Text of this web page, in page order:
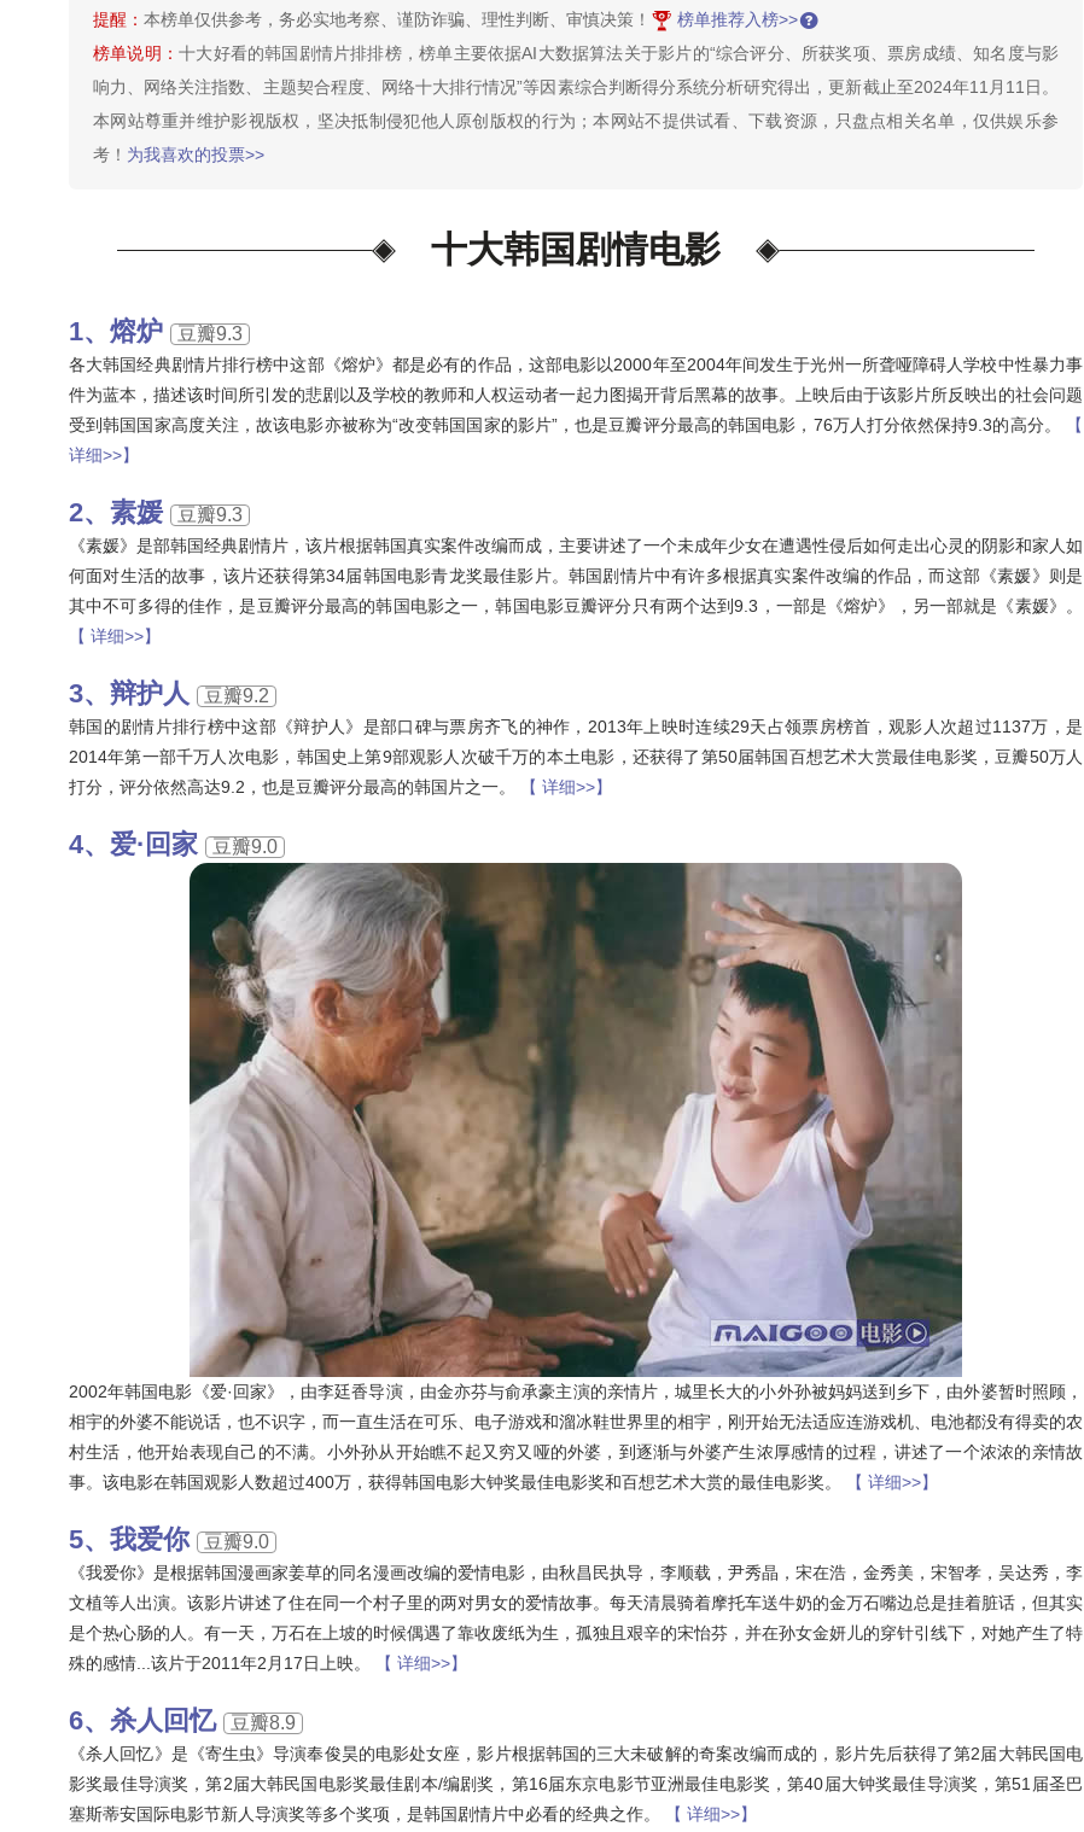
提醒： 本榜单仅供参考，务必实地考察、谨防诈骗、理性判断、审慎决策！
榜单推荐入榜>>
榜单说明：十大好看的韩国剧情片排排榜，榜单主要依据AI大数据算法关于影片的“综合评分、所获奖项、票房成绩、知名度与影
响力、网络关注指数、主题契合程度、网络十大排行情况”等因素综合判断得分系统分析研究得出，更新截止至2024年11月11日。
本网站尊重并维护影视版权，坚决抵制侵犯他人原创版权的行为；本网站不提供试看、下载资源，只盘点相关名单，仅供娱乐参
考！ 为我喜欢的投票>>
十大韩国剧情电影
熔炉 豆瓣9.3
各大韩国经典剧情片排行榜中这部《熔炉》都是必有的作品，这部电影以2000年至2004年间发生于光州一所聋哑障碍人学校中性暴力事
件为蓝本，描述该时间所引发的悲剧以及学校的教师和人权运动者一起力图揭开背后黑幕的故事。上映后由于该影片所反映出的社会问题
受到韩国国家高度关注，故该电影亦被称为“改变韩国国家的影片”，也是豆瓣评分最高的韩国电影，76万人打分依然保持9.3的高分。
【
详细>>】
素媛 豆瓣9.3
《素媛》是部韩国经典剧情片，该片根据韩国真实案件改编而成，主要讲述了一个未成年少女在遭遇性侵后如何走出心灵的阴影和家人如
何面对生活的故事，该片还获得第34届韩国电影青龙奖最佳影片。韩国剧情片中有许多根据真实案件改编的作品，而这部《素媛》则是
其中不可多得的佳作，是豆瓣评分最高的韩国电影之一，韩国电影豆瓣评分只有两个达到9.3，一部是《熔炉》，另一部就是《素媛》。
【 详细>>】
辩护人 豆瓣9.2
韩国的剧情片排行榜中这部《辩护人》是部口碑与票房齐飞的神作，2013年上映时连续29天占领票房榜首，观影人次超过1137万，是
2014年第一部千万人次电影，韩国史上第9部观影人次破千万的本土电影，还获得了第50届韩国百想艺术大赏最佳电影奖，豆瓣50万人
打分，评分依然高达9.2，也是豆瓣评分最高的韩国片之一。
【 详细>>】
爱·回家 豆瓣9.0
2002年韩国电影《爱·回家》，由李廷香导演，由金亦芬与俞承豪主演的亲情片，城里长大的小外孙被妈妈送到乡下，由外婆暂时照顾，
相宇的外婆不能说话，也不识字，而一直生活在可乐、电子游戏和溜冰鞋世界里的相宇，刚开始无法适应连游戏机、电池都没有得卖的农
村生活，他开始表现自己的不满。小外孙从开始瞧不起又穷又哑的外婆，到逐渐与外婆产生浓厚感情的过程，讲述了一个浓浓的亲情故
事。该电影在韩国观影人数超过400万，获得韩国电影大钟奖最佳电影奖和百想艺术大赏的最佳电影奖。
【 详细>>】
我爱你 豆瓣9.0
《我爱你》是根据韩国漫画家姜草的同名漫画改编的爱情电影，由秋昌民执导，李顺载，尹秀晶，宋在浩，金秀美，宋智孝，吴达秀，李
文植等人出演。该影片讲述了住在同一个村子里的两对男女的爱情故事。每天清晨骑着摩托车送牛奶的金万石嘴边总是挂着脏话，但其实
是个热心肠的人。有一天，万石在上坡的时候偶遇了靠收废纸为生，孤独且艰辛的宋怡芬，并在孙女金妍儿的穿针引线下，对她产生了特
殊的感情...该片于2011年2月17日上映。
【 详细>>】
杀人回忆 豆瓣8.9
《杀人回忆》是《寄生虫》导演奉俊昊的电影处女座，影片根据韩国的三大未破解的奇案改编而成的，影片先后获得了第2届大韩民国电
影奖最佳导演奖，第2届大韩民国电影奖最佳剧本/编剧奖，第16届东京电影节亚洲最佳电影奖，第40届大钟奖最佳导演奖，第51届圣巴
塞斯蒂安国际电影节新人导演奖等多个奖项，是韩国剧情片中必看的经典之作。
【 详细>>】
暖气片
红木家具
床垫